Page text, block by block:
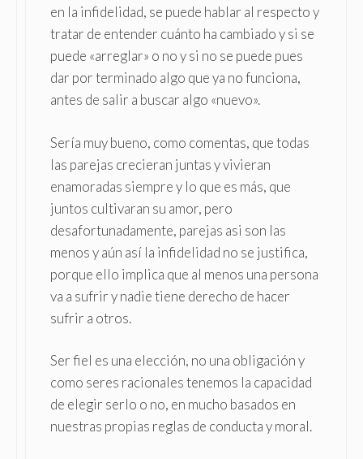
en la infidelidad, se puede hablar al respecto y
tratar de entender cuánto ha cambiado y si se
puede «arreglar» o no y si no se puede pues
dar por terminado algo que ya no funciona,
antes de salir a buscar algo «nuevo».
Sería muy bueno, como comentas, que todas
las parejas crecieran juntas y vivieran
enamoradas siempre y lo que es más, que
juntos cultivaran su amor, pero
desafortunadamente, parejas asi son las
menos y aún así la infidelidad no se justifica,
porque ello implica que al menos una persona
va a sufrir y nadie tiene derecho de hacer
sufrir a otros.
Ser fiel es una elección, no una obligación y
como seres racionales tenemos la capacidad
de elegir serlo o no, en mucho basados en
nuestras propias reglas de conducta y moral.